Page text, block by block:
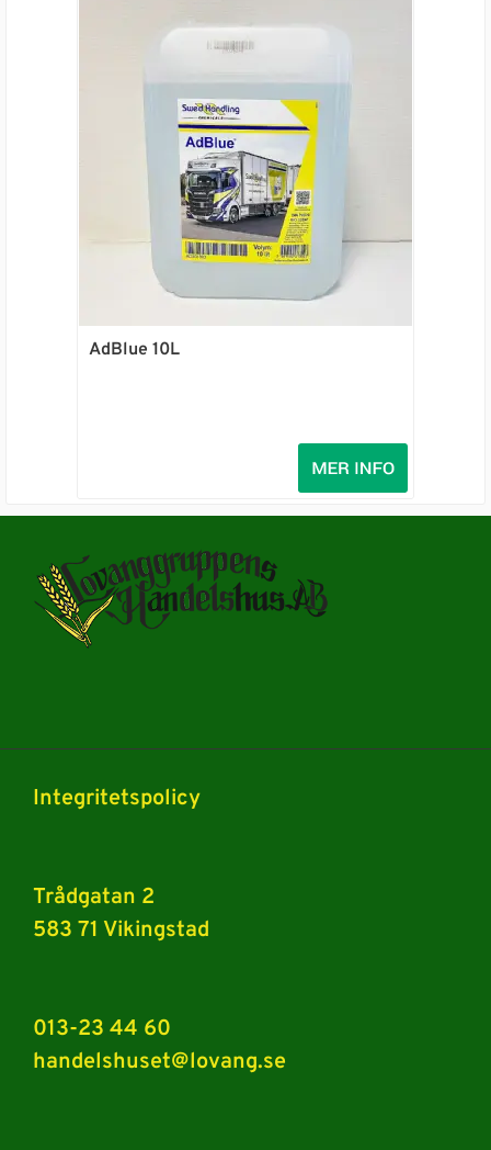
AdBlue 10L
Integritetspolicy
Trådgatan 2
583 71 Vikingstad
013-23 44 60
handelshuset@lovang.se